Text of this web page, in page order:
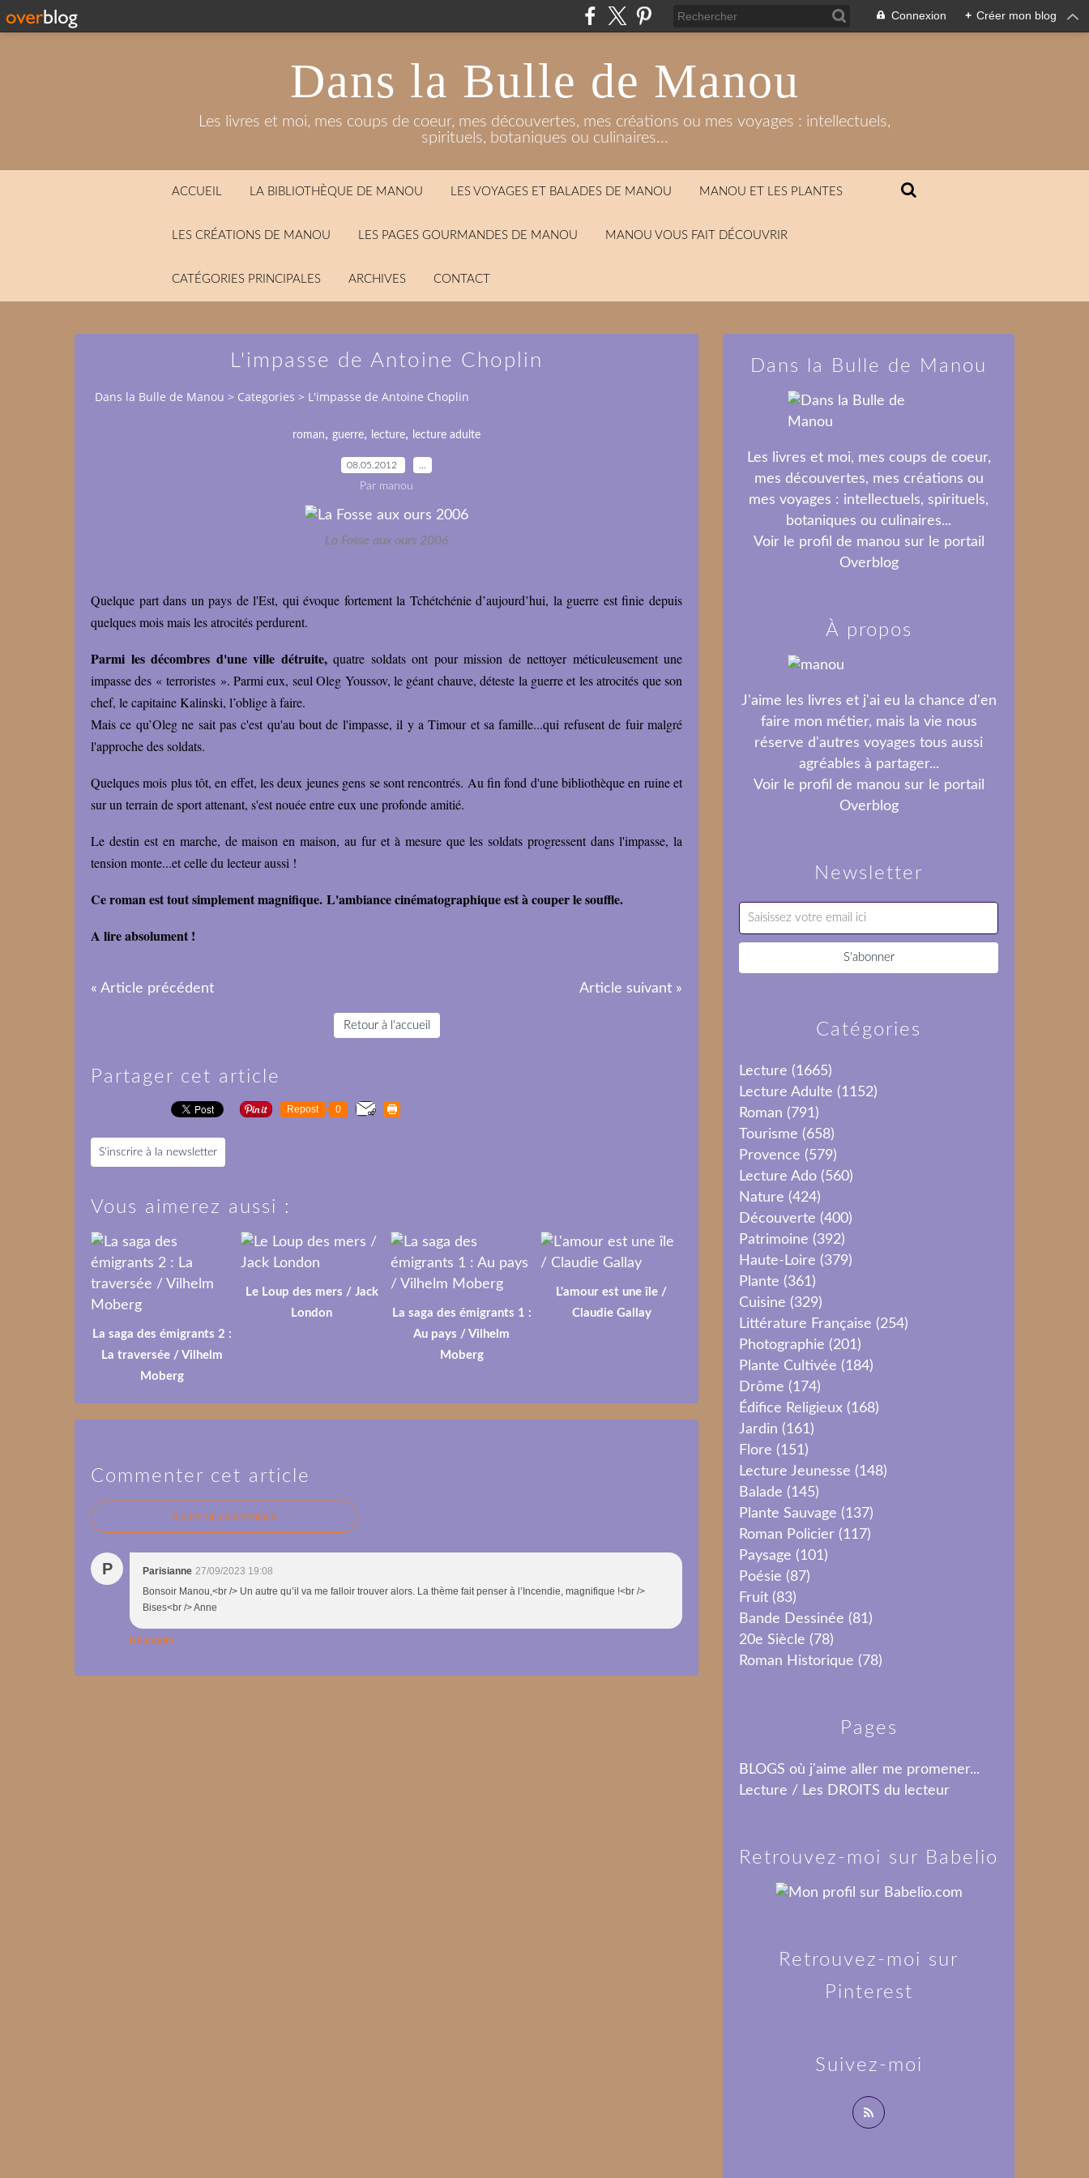
Connexion + Créer mon blog
Dans la Bulle de Manou
Les livres et moi, mes coups de coeur, mes découvertes, mes créations ou mes voyages : intellectuels,
spirituels, botaniques ou culinaires...
ACCUEIL LA BIBLIOTHÈQUE DE MANOU LES VOYAGES ET BALADES DE MANOU MANOU ET LES PLANTES
LES CRÉATIONS DE MANOU LES PAGES GOURMANDES DE MANOU MANOU VOUS FAIT DÉCOUVRIR
CATÉGORIES PRINCIPALES ARCHIVES CONTACT
L'impasse de Antoine Choplin
Dans la Bulle de Manou > Categories > L'impasse de Antoine Choplin
roman, guerre, lecture, lecture adulte
08.05.2012
Par manou
La Fosse aux ours 2006
Quelque part dans un pays de l'Est, qui évoque fortement la Tchétchénie d’aujourd’hui, la guerre est finie depuis
quelques mois mais les atrocités perdurent.
Parmi les décombres d'une ville détruite, quatre soldats ont pour mission de nettoyer méticuleusement une
impasse des « terroristes ». Parmi eux, seul Oleg Youssov, le géant chauve, déteste la guerre et les atrocités que son
chef, le capitaine Kalinski, l’oblige à faire.
Mais ce qu’Oleg ne sait pas c'est qu'au bout de l'impasse, il y a Timour et sa famille...qui refusent de fuir malgré
l'approche des soldats.
Quelques mois plus tôt, en effet, les deux jeunes gens se sont rencontrés. Au fin fond d'une bibliothèque en ruine et
sur un terrain de sport attenant, s'est nouée entre eux une profonde amitié.
Le destin est en marche, de maison en maison, au fur et à mesure que les soldats progressent dans l'impasse, la
tension monte...et celle du lecteur aussi !
Ce roman est tout simplement magnifique. L'ambiance cinématographique est à couper le souffle.
A lire absolument !
« Article précédent Article suivant »
Retour à l'accueil
Partager cet article
Repost 0
S'inscrire à la newsletter
Vous aimerez aussi :
La saga des émigrants 2 :
La traversée / Vilhelm
Moberg
Le Loup des mers / Jack
London
La saga des émigrants 1 :
Au pays / Vilhelm
Moberg
L'amour est une île /
Claudie Gallay
Commenter cet article
Ajouter un commentaire
P Parisianne 27/09/2023 19:08
Bonsoir Manou,<br /> Un autre qu’il va me falloir trouver alors. La thème fait penser à l’Incendie, magnifique !<br />
Bises<br /> Anne
Répondre
Newsletter
Catégories
Lecture (1665)
Lecture Adulte (1152)
Roman (791)
Tourisme (658)
Provence (579)
Lecture Ado (560)
Nature (424)
Découverte (400)
Patrimoine (392)
Haute-Loire (379)
Plante (361)
Cuisine (329)
Littérature Française (254)
Photographie (201)
Plante Cultivée (184)
Drôme (174)
Édifice Religieux (168)
Jardin (161)
Flore (151)
Lecture Jeunesse (148)
Balade (145)
Plante Sauvage (137)
Roman Policier (117)
Paysage (101)
Poésie (87)
Fruit (83)
Bande Dessinée (81)
20e Siècle (78)
Roman Historique (78)
Pages
BLOGS où j'aime aller me promener...
Lecture / Les DROITS du lecteur
Dans la Bulle de Manou
Les livres et moi, mes coups de coeur,
mes découvertes, mes créations ou
mes voyages : intellectuels, spirituels,
botaniques ou culinaires...
Voir le profil de manou sur le portail
Overblog
Suivez-moi
À propos
J'aime les livres et j'ai eu la chance d'en
faire mon métier, mais la vie nous
réserve d'autres voyages tous aussi
agréables à partager...
Voir le profil de manou sur le portail
Overblog
Retrouvez-moi sur Babelio
Retrouvez-moi sur
Pinterest